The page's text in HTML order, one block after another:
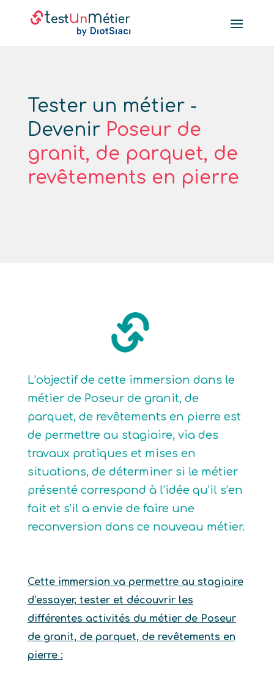
Tester un métier -
Devenir Poseur de
granit, de parquet, de
revêtements en pierre
L’objectif de cette immersion dans le
métier de Poseur de granit, de
parquet, de revêtements en pierre est
de permettre au stagiaire, via des
travaux pratiques et mises en
situations, de déterminer si le métier
présenté correspond à l’idée qu’il s’en
fait et s’il a envie de faire une
reconversion dans ce nouveau métier.
Cette immersion va permettre au stagiaire
d’essayer, tester et découvrir les
différentes activités du métier de Poseur
de granit, de parquet, de revêtements en
pierre :